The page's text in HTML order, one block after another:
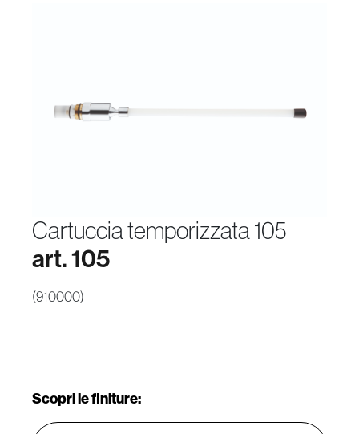
cartuccia temporizzata 105
art. 105
(910000)
Scopri le finiture: